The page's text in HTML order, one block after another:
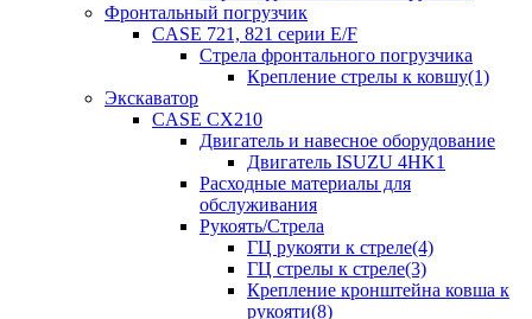
Фронтальный погрузчик
CASE 721, 821 серии E/F
Стрела фронтального погрузчика
Крепление стрелы к ковшу(1)
Экскаватор
CASE CX210
Двигатель и навесное оборудование
Двигатель ISUZU 4HK1
Расходные материалы для
обслуживания
Рукоять/Стрела
ГЦ рукояти к стреле(4)
ГЦ стрелы к стреле(3)
Крепление кронштейна ковша к
рукояти(8)